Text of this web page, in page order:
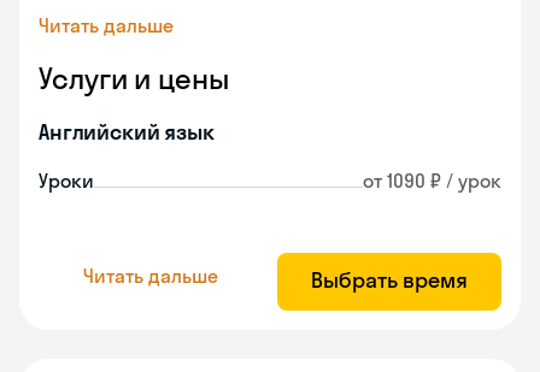
Читать дальше
Услуги и цены
Английский язык
Уроки от 1090 ₽ / урок
Читать дальше Выбрать время